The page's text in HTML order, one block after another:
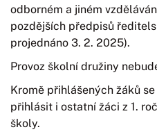
odborném a jiném
pozdějších předpisů
projednáno 3. 2. 2025).
Provoz školní družiny
Kromě přihlášených žáků
přihlásit i ostatní žáci z 1.
školy.